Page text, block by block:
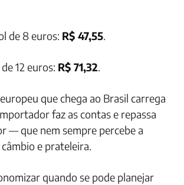
de 8 euros: R$ 47,55.
12 euros: R$ 71,32.
que chega ao Brasil carrega
faz as contas e repassa
— que nem sempre percebe a
e prateleira.
quando se pode planejar